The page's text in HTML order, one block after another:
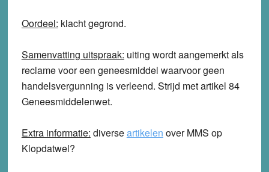
Oordeel: klachtgegrond.
Samenvatting uitspraak: uiting wordt aangemerkt als
reclame voor een geneesmiddel waarvoor geen
handelsvergunning is verleend. Strijd met artikel 84
Geneesmiddelenwet.
Extra informatie: diverseartikelen over MMS op
Klopdatwel?